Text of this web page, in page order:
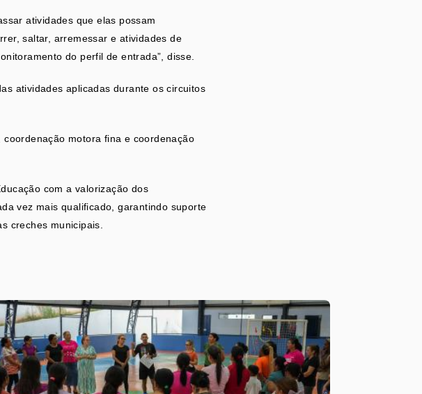
atividades que elas possam
saltar, arremessar e atividades de
do perfil de entrada”, disse.
atividades aplicadas durante os circuitos
motora fina e coordenação
com a valorização dos
vez mais qualificado, garantindo suporte
creches municipais.